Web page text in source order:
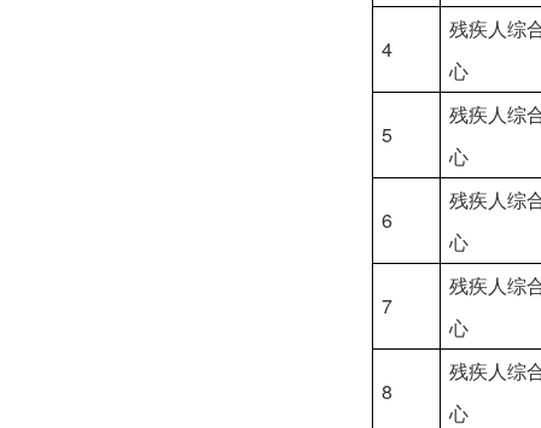
4
残疾人综
心
5
残疾人综
心
6
残疾人综
心
7
残疾人综
心
8
残疾人综
心